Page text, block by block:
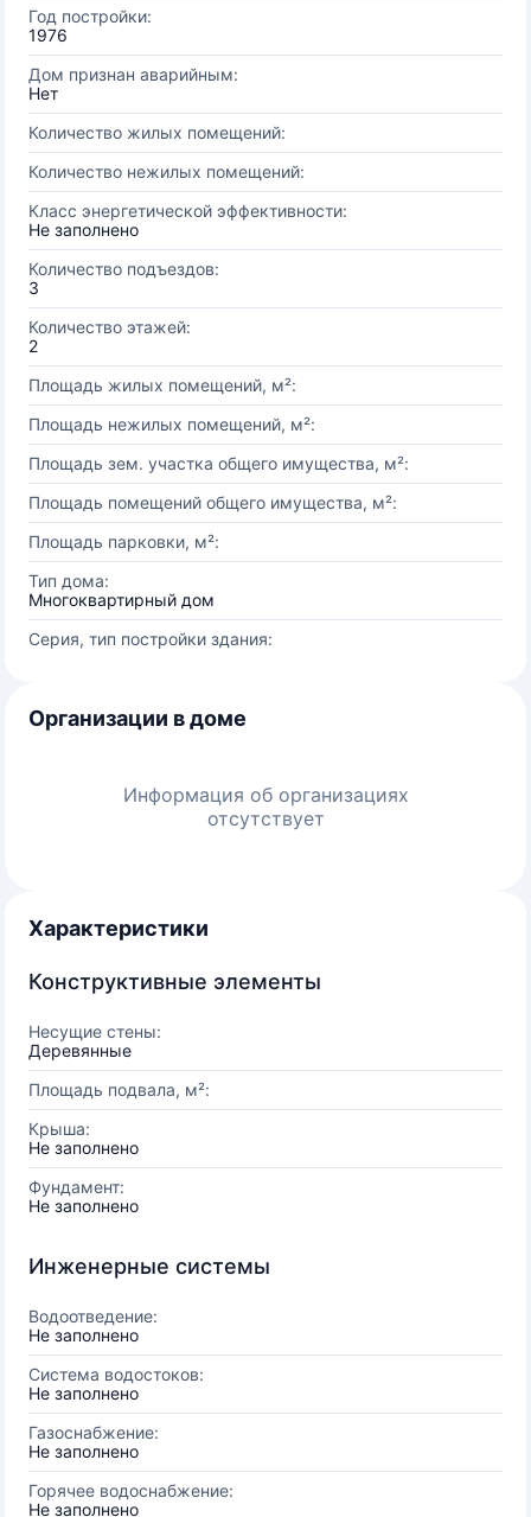
Год постройки:
1976
Дом признан аварийным:
Нет
Количество жилых помещений:
Количество нежилых помещений:
Класс энергетической эффективности:
Не заполнено
Количество подъездов:
3
Количество этажей:
2
Площадь жилых помещений, м²:
Площадь нежилых помещений, м²:
Площадь зем. участка общего имущества, м²:
Площадь помещений общего имущества, м²:
Площадь парковки, м²:
Тип дома:
Многоквартирный дом
Серия, тип постройки здания:
Организации в доме
Информация об организациях
отсутствует
Характеристики
Конструктивные элементы
Несущие стены:
Деревянные
Площадь подвала, м²:
Крыша:
Не заполнено
Фундамент:
Не заполнено
Инженерные системы
Водоотведение:
Не заполнено
Система водостоков:
Не заполнено
Газоснабжение:
Не заполнено
Горячее водоснабжение:
Не заполнено